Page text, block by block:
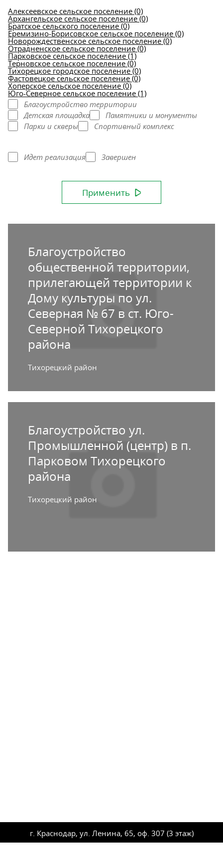
Алексеевское сельское поселение (0)
Архангельское сельское поселение (0)
Братское сельского поселение (0)
Еремизино-Борисовское сельское поселение (0)
Новорождественское сельское поселение (0)
Отрадненское сельское поселение (0)
Парковское сельское поселение (1)
Терновское сельское поселение (0)
Тихорецкое городское поселение (0)
Фастовецкое сельское поселение (0)
Хоперское сельское поселение (0)
Юго-Северное сельское поселение (1)
Благоустройство территории
Детская площадка
Памятники и монументы
Парки и скверы
Спортивный комплекс
Идет реализация Завершен
Применить
Благоустройство
общественной территории,
прилегающей территории к
Дому культуры по ул.
Северная № 67 в ст. Юго-
Северной Тихорецкого
района
Тихорецкий район
Благоустройство ул.
Промышленной (центр) в п.
Парковом Тихорецкого
района
Тихорецкий район
г. Краснодар, ул. Ленина, 65, оф. 307 (3 этаж)
Тел.: +7 (861) 275-10-50, +7 (861) 275-12-56